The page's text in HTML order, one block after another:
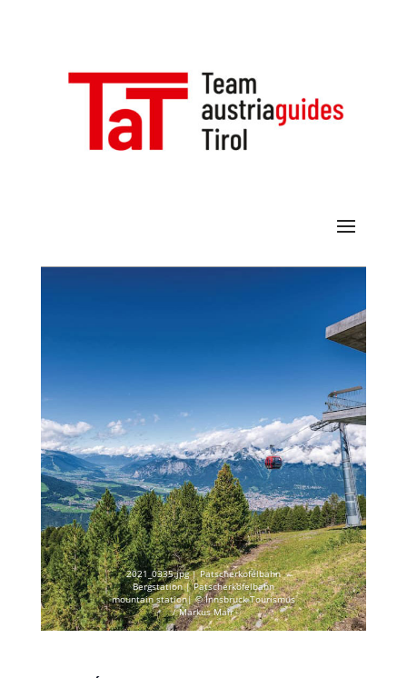
2021_0335.jpg | Patscherkofelbahn
Bergstation | Patscherkofelbahn
mountain station| © Innsbruck Tourismus
/ Markus Mair